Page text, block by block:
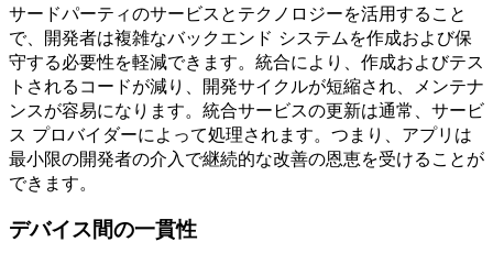
サードパーティのサービスとテクノロジーを活用すること
で、開発者は複雑なバックエンド システムを作成および保
守する必要性を軽減できます。統合により、作成およびテス
トされるコードが減り、開発サイクルが短縮され、メンテナ
ンスが容易になります。統合サービスの更新は通常、サービ
ス プロバイダーによって処理されます。つまり、アプリは
最小限の開発者の介入で継続的な改善の恩恵を受けることが
できます。
デバイス間の一貫性